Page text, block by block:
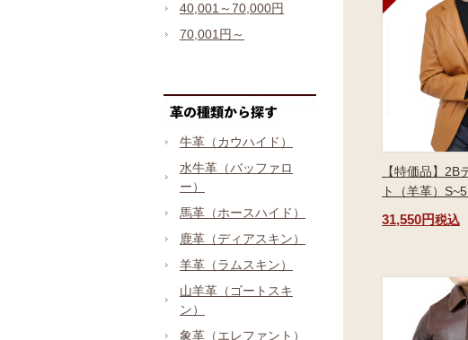
40,001～70,000円
70,001円～
牛革（カウハイド）
水牛革（バッファロ
ー）
馬革（ホースハイド）
鹿革（ディアスキン）
羊革（ラムスキン）
山羊革（ゴートスキ
ン）
象革（エレファント）
【特価品】2B
ト（羊革）
31,550円税込